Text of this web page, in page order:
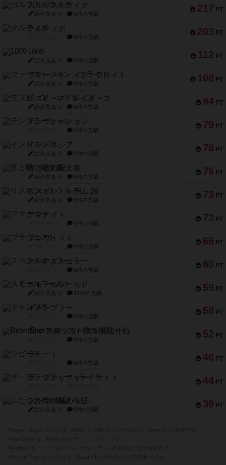
217 PT
ガルフストライク
紹介文あり 1件の投稿
203 PT
クルティボ
1件の投稿
112 PT
1809
紹介文あり 1件の投稿
108 PT
ファースト・イン・フライト
紹介文あり 3件の投稿
94 PT
モズビ－ズ・レイダ－ズ
紹介文あり 1件の投稿
79 PT
テンプテーション
2件の投稿
78 PT
インドネシア
紹介文あり 2件の投稿
75 PT
宵と暁の呪文書
紹介文あり 8件の投稿
73 PT
リスボン・トラム 28
紹介文あり 9件の投稿
73 PT
アマナイト
1件の投稿
66 PT
ブラヴェスト
1件の投稿
60 PT
スペクタキュラー
1件の投稿
59 PT
スモールワールド
紹介文あり 13件の投稿
58 PT
ギャンブラー
2件の投稿
52 PT
Bitter End ブタペスト救出作戦
1件の投稿
46 PT
ラピード
1件の投稿
44 PT
ザ・フラッフィー・ライト
39 PT
ふたつの城の物語
紹介文あり 6件の投稿